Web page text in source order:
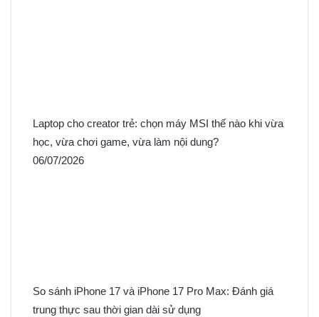
Laptop cho creator trẻ: chọn máy MSI thế nào khi vừa
học, vừa chơi game, vừa làm nội dung?
06/07/2026
So sánh iPhone 17 và iPhone 17 Pro Max: Đánh giá
trung thực sau thời gian dài sử dụng